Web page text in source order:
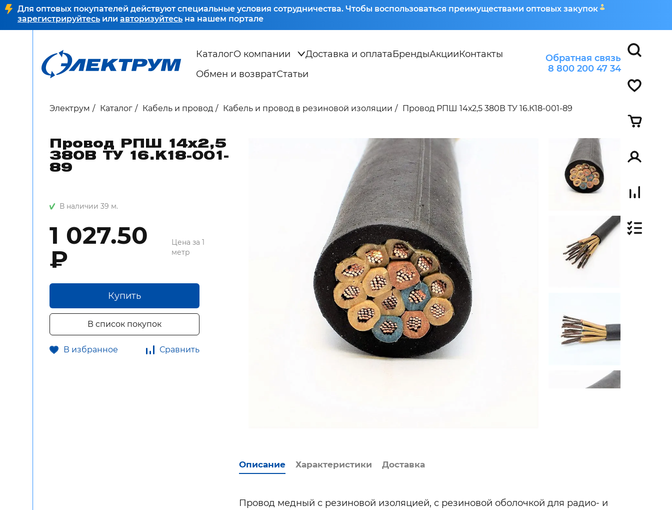
Для оптовых покупателей действуют специальные условия сотрудничества. Чтобы воспользоваться преимуществами оптовых закупок
зарегистрируйтесь или авторизуйтесь на нашем портале
КаталогО компании Доставка и оплатаБрендыАкцииКонтакты
Обмен и возвратСтатьи
Обратная связь
8 800 200 47 34
Электрум Каталог Кабель и провод Кабель и провод в резиновой изоляции Провод РПШ 14х2,5 380В ТУ 16.К18-001-89
Провод РПШ 14х2,5
380В ТУ 16.К18-001-
89
В наличии 39 м.
1 027.50
₽
Цена за 1
метр
Купить
В список покупок
В избранное Сравнить
Описание Характеристики Доставка
Провод медный с резиновой изоляцией, с резиновой оболочкой для радио- и